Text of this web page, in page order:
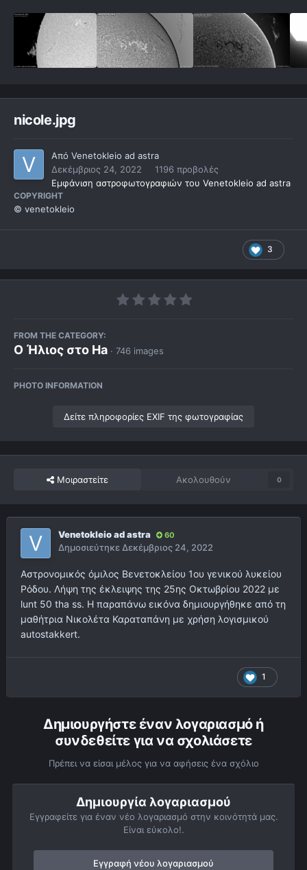
nicole.jpg
Από Venetokleio ad astra
Δεκέμβριος 24, 2022
1196 προβολές
Εμφάνιση αστροφωτογραφιών του Venetokleio ad astra
COPYRIGHT
© venetokleio
3
FROM THE CATEGORY:
Ο Ήλιος στο Ha · 746 images
PHOTO INFORMATION
Δείτε πληροφορίες EXIF της φωτογραφίας
Μοιραστείτε Ακολουθούν 0
Venetokleio ad astra 60
ΔημοσιεύτηκεΔεκέμβριος 24, 2022
Αστρονομικός όμιλος Βενετοκλείου 1ου γενικού λυκείου
Ρόδου. Λήψη της έκλειψης της 25ης Οκτωβρίου 2022 με
lunt 50 tha ss. Η παραπάνω εικόνα δημιουργήθηκε από τη
μαθήτρια Νικολέτα Καραταπάνη με χρήση λογισμικού
autostakkert.
1
Δημιουργήστε έναν λογαριασμό ή
συνδεθείτε για να σχολιάσετε
Πρέπει να είσαι μέλος για να αφήσεις ένα σχόλιο
Δημιουργία λογαριασμού
Εγγραφείτε για έναν νέο λογαριασμό στην κοινότητά μας.
Είναι εύκολο!.
Εγγραφή νέου λογαριασμού